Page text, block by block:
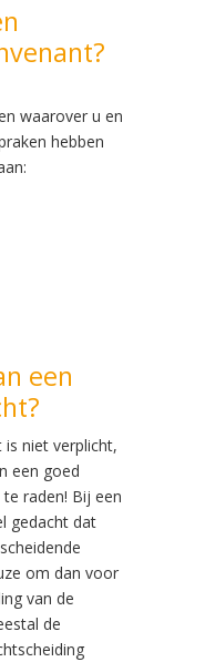
waarover u en
hebben
een
is niet verplicht,
een goed
raden! Bij een
gedacht dat
om dan voor
van de
de